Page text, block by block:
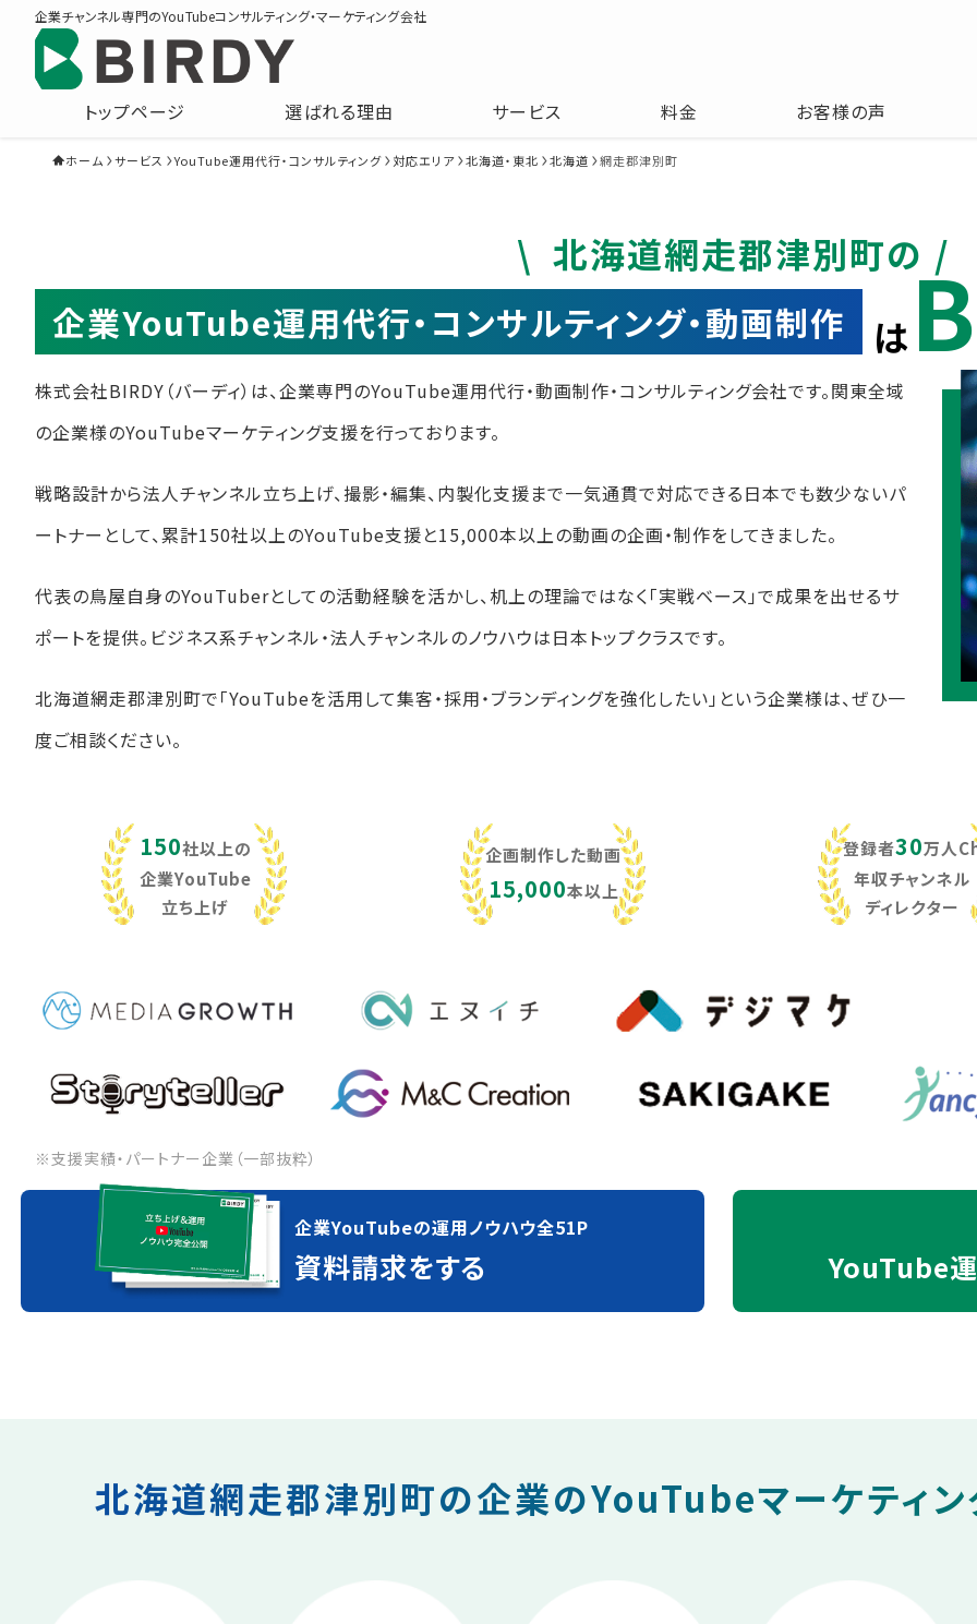
企業チャンネル専門のYouTubeコンサルティング・マーケティング会社
トップページ 選ばれる理由 サービス 料金 お客様の声
ホーム サービス YouTube運用代行・コンサルティング 対応エリア 北海道・東北 北海道 網走郡津別町
北海道網走郡津別町の
企業YouTube運用代行・コンサルティング・動画制作 は
株式会社BIRDY（バーディ）は、企業専門のYouTube運用代行・動画制作・コンサルティング会社です。関東全域
の企業様のYouTubeマーケティング支援を行っております。
戦略設計から法人チャンネル立ち上げ、撮影・編集、内製化支援まで一気通貫で対応できる日本でも数少ないパ
ートナーとして、累計150社以上のYouTube支援と15,000本以上の動画の企画・制作をしてきました。
代表の鳥屋自身のYouTuberとしての活動経験を活かし、机上の理論ではなく「実戦ベース」で成果を出せるサ
ポートを提供。ビジネス系チャンネル・法人チャンネルのノウハウは日本トップクラスです。
北海道網走郡津別町で「YouTubeを活用して集客・採用・ブランディングを強化したい」という企業様は、ぜひ一
度ご相談ください。
150社以上の
企業YouTube
立ち上げ
企画制作した動画
15,000本以上
登録者30万人
年収チャンネル
ディレクター
※支援実績・パートナー企業（一部抜粋）
企業YouTubeの運用ノウハウ全51P
資料請求をする YouTube
北海道網走郡津別町の企業のYouTubeマーケティ